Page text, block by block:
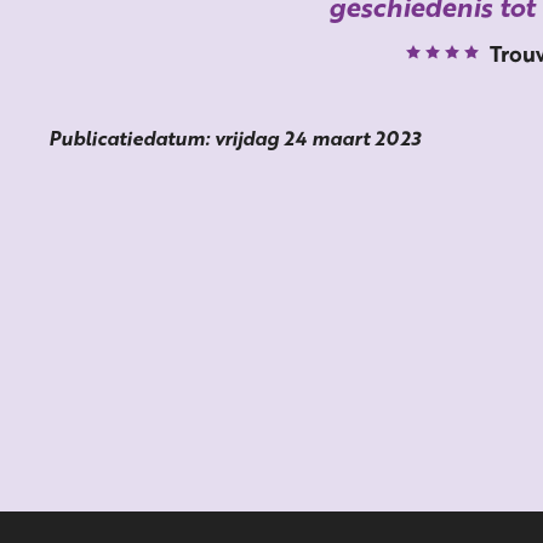
Publicatiedatum: vrijdag 24 maart 2023